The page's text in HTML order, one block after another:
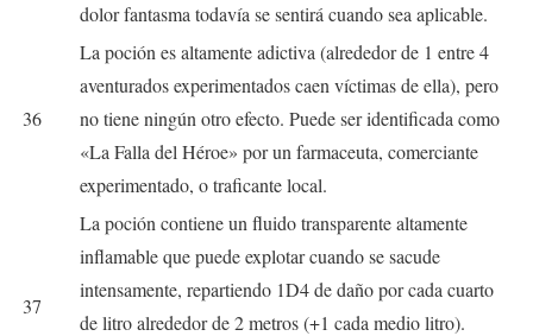
dolor fantasma todavía se sentirá cuando sea aplicable.
36
La poción es altamente adictiva (alrededor de 1 entre 4
aventurados experimentados caen víctimas de ella), pero
no tiene ningún otro efecto. Puede ser identificada como
«La Falla del Héroe» por un farmaceuta, comerciante
experimentado, o traficante local.
37
La poción contiene un fluido transparente altamente
inflamable que puede explotar cuando se sacude
intensamente, repartiendo 1D4 de daño por cada cuarto
de litro alrededor de 2 metros (+1 cada medio litro).